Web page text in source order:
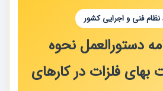
فنی و اجرایی کشور
دستورالعمل نحوه
بهای فلزات در کارهای